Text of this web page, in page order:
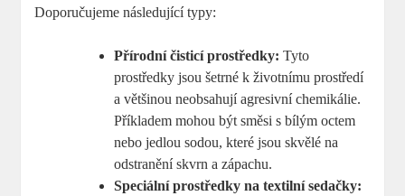
Doporučujeme následující typy:
Přírodní čisticí prostředky: Tyto
prostředky jsou šetrné k životnímu prostředí
a většinou neobsahují agresivní chemikálie.
Příkladem mohou být směsi s bílým octem
nebo jedlou sodou, které jsou skvělé na
odstranění skvrn a zápachu.
Speciální prostředky na textilní sedačky: